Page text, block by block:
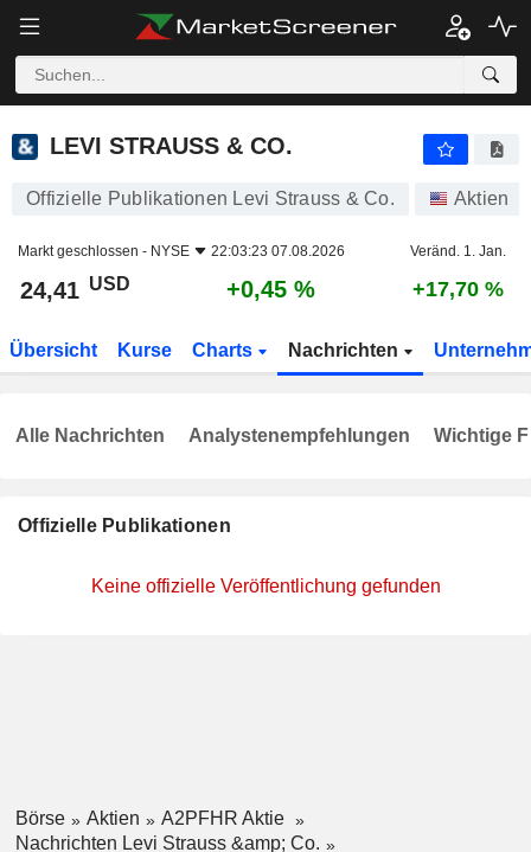
LEVI STRAUSS & CO.
LEVI STRAUSS & CO.
Offizielle Publikationen Levi Strauss & Co. Aktien
Markt geschlossen - NYSE 22:03:23 07.08.2026 Veränd. 1. Jan.
24,41 USD +0,45 % +17,70 %
Übersicht Kurse Charts Nachrichten
Offizielle Publikationen
Keine offizielle Veröffentlichung gefunden
Alle Nachrichten Analystenempfehlungen Wichtige
Börse Aktien
A2PFHR Aktie
Nachrichten Levi Strauss &amp; Co.